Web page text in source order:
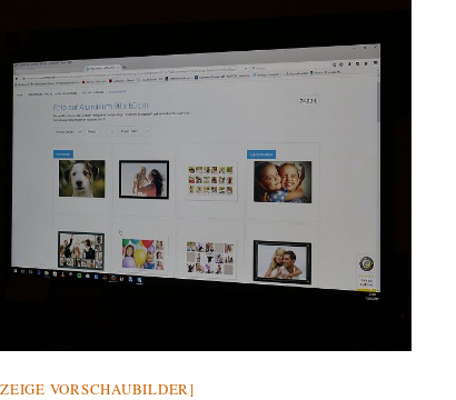
VORSCHAUBILDER]